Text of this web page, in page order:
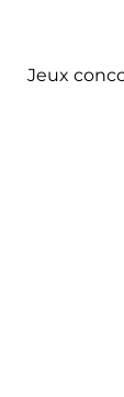
Jeux